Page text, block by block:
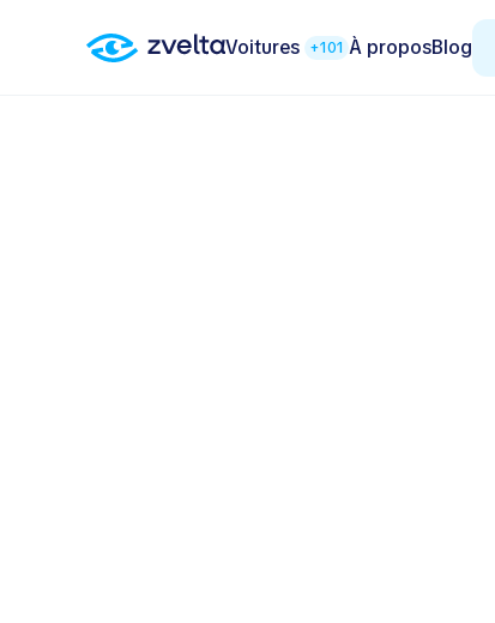
Voitures +101 À proposBlog